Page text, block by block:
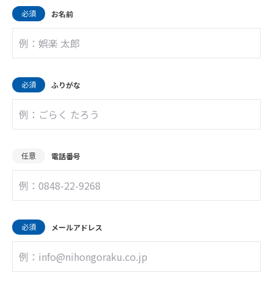
必須 お名前
必須 ふりがな
任意 電話番号
必須 メールアドレス